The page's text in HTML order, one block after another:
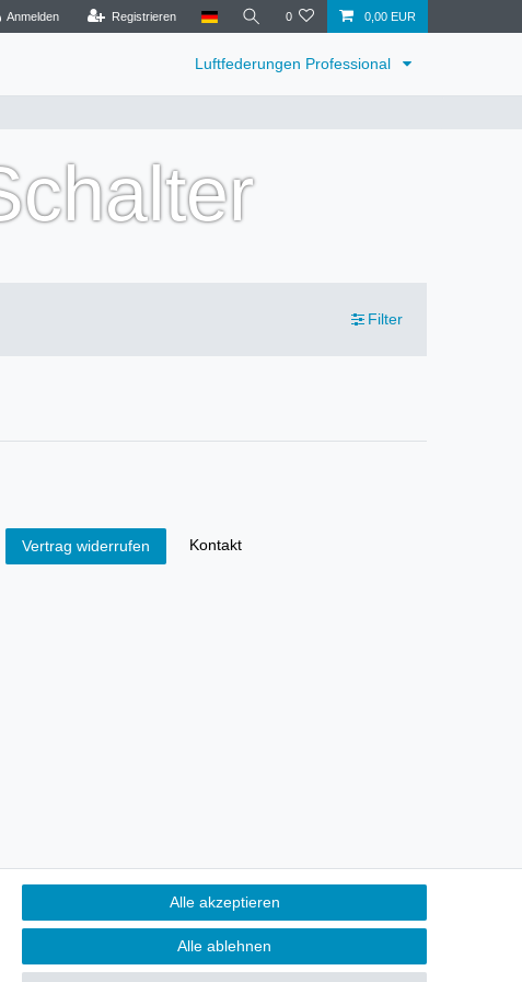
Anmelden Registrieren 0 0,00 EUR
Luftfederungen Professional
Filter
Vertrag widerrufen Kontakt
Alle akzeptieren
Alle ablehnen